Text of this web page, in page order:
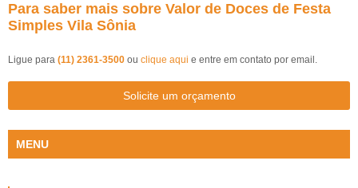
Para saber mais sobre Valor de Doces de Festa
Simples Vila Sônia
Ligue para (11) 2361-3500 ou clique aqui e entre em contato por email.
Solicite um orçamento
MENU